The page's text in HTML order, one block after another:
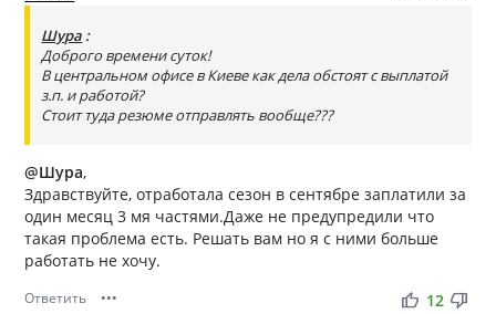
Шура :
Доброго времени суток!
В центральном офисе в Киеве как дела обстоят с выплатой
з.п. и работой?
Стоит туда резюме отправлять вообще???
@Шура,
Здравствуйте, отработала сезон в сентябре заплатили за
один месяц 3 мя частями.Даже не предупредили что
такая проблема есть. Решать вам но я с ними больше
работать не хочу.
Ответить ••• thumb_up thumb_down
12